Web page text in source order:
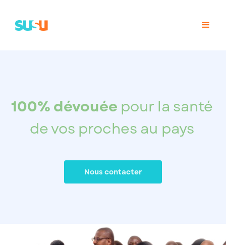
100% dévouée pour la santé
de vos proches au pays
Nous contacter